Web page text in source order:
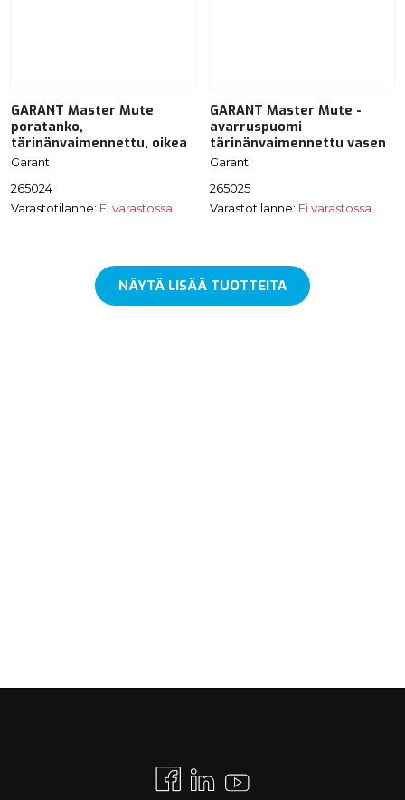
GARANT Master Mute
poratanko,
tärinänvaimennettu, oikea
Garant
265024
Varastotilanne: Ei varastossa
GARANT Master Mute -
avarruspuomi
tärinänvaimennettu vasen
Garant
265025
Varastotilanne: Ei varastossa
NÄYTÄ LISÄÄ TUOTTEITA